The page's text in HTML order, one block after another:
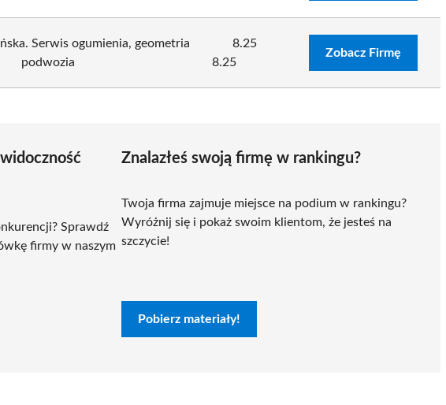
Serwis ogumienia, geometria
podwozia
8.25
8.25
Zobacz Firmę
Sprawdź
firmy w naszym
Znalazłeś swoją firmę w rankingu?
Twoja firma zajmuje miejsce na podium w rankingu?
Wyróżnij się i pokaż swoim klientom, że jesteś na
szczycie!
Pobierz materiały!